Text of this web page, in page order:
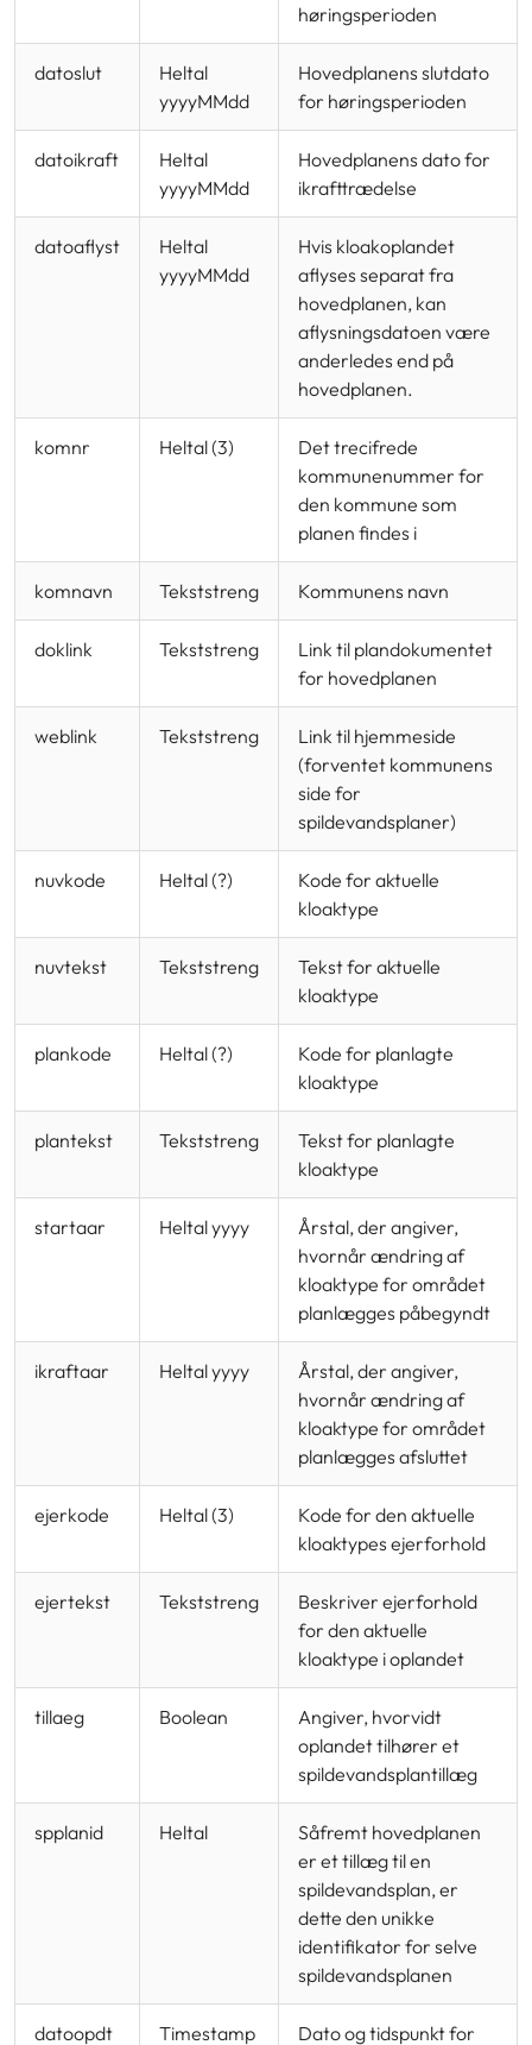
høringsperioden
datoslut
Heltal
yyyyMMdd
Hovedplanens slutdato
for høringsperioden
datoikraft
Heltal
yyyyMMdd
Hovedplanens dato for
ikrafttrædelse
datoaflyst
Heltal
yyyyMMdd
Hvis kloakoplandet
aflyses separat fra
hovedplanen, kan
aflysningsdatoen være
anderledes end på
hovedplanen.
komnr Heltal (3)
Det trecifrede
kommunenummer for
den kommune som
planen findes i
komnavn Tekststreng Kommunens navn
doklink Tekststreng
Link til plandokumentet
for hovedplanen
weblink Tekststreng
Link til hjemmeside
(forventet kommunens
side for
spildevandsplaner)
nuvkode Heltal (?)
Kode for aktuelle
kloaktype
nuvtekst Tekststreng
Tekst for aktuelle
kloaktype
plankode Heltal (?)
Kode for planlagte
kloaktype
plantekst Tekststreng
Tekst for planlagte
kloaktype
startaar Heltal yyyy
Årstal, der angiver,
hvornår ændring af
kloaktype for området
planlægges påbegyndt
ikraftaar Heltal yyyy
Årstal, der angiver,
hvornår ændring af
kloaktype for området
planlægges afsluttet
ejerkode Heltal (3)
Kode for den aktuelle
kloaktypes ejerforhold
ejertekst Tekststreng
Beskriver ejerforhold
for den aktuelle
kloaktype i oplandet
tillaeg Boolean
Angiver, hvorvidt
oplandet tilhører et
spildevandsplantillæg
spplanid Heltal
Såfremt hovedplanen
er et tillæg til en
spildevandsplan, er
dette den unikke
identifikator for selve
spildevandsplanen
datoopdt Timestamp Dato og tidspunkt for